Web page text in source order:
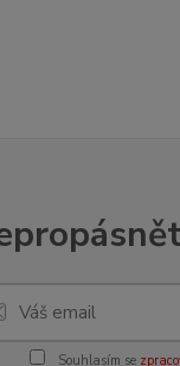
Souhlasím se